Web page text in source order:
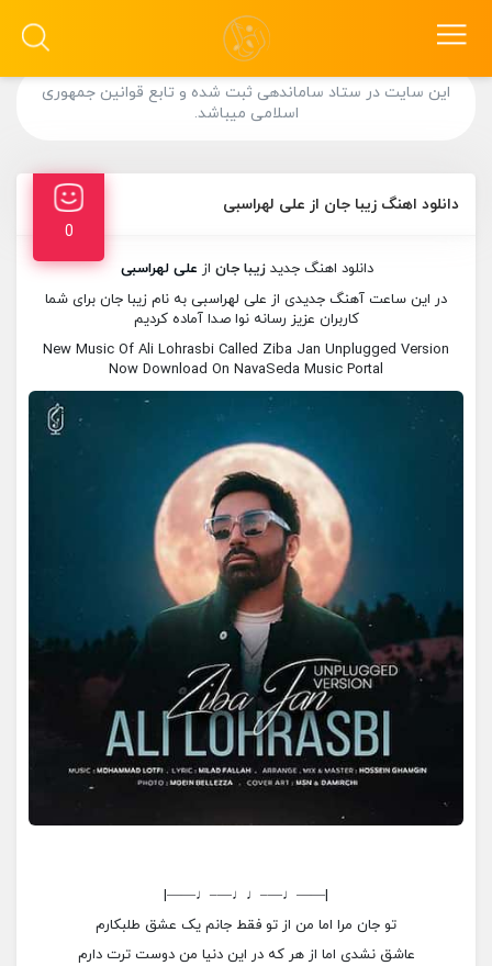
این سایت در ستاد ساماندهی ثبت شده و تابع قوانین جمهوری
اسلامی میباشد.
دانلود اهنگ زیبا جان از علی لهراسبی
0
دانلود اهنگ جدید زیبا جان از علی لهراسبی
در این ساعت آهنگ جدیدی از علی لهراسبی به نام زیبا جان برای شما
کاربران عزیز رسانه نوا صدا آماده کردیم
New Music Of Ali Lohrasbi Called Ziba Jan Unplugged Version
Now Download On NavaSeda Music Portal
|——♩—–♩♩—–♩——|
تو جان مرا اما من از تو فقط جانم یک عشق طلبکارم
عاشق نشدی اما از هر که در این دنیا من دوست ترت دارم